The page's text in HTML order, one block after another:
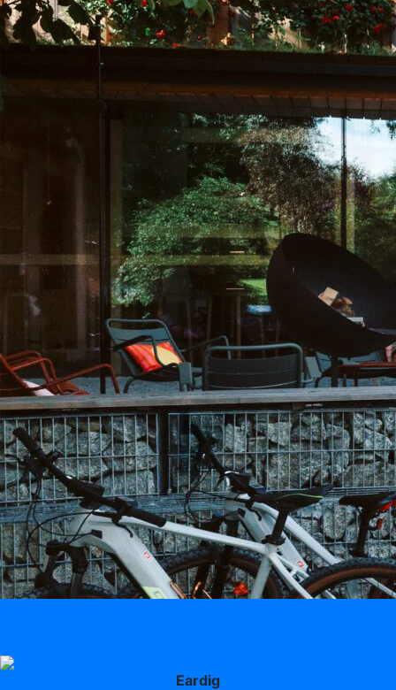
Eardig